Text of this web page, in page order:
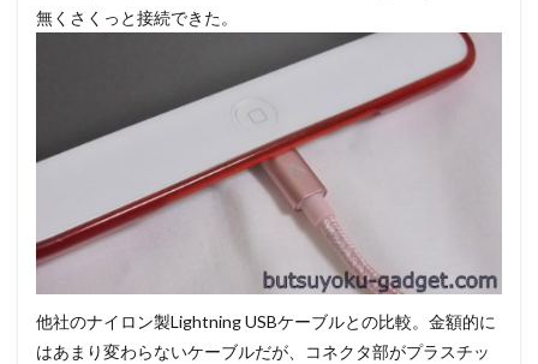
無くさくっと接続できた。
他社のナイロン製Lightning USBケーブルとの比較。金額的に
はあまり変わらないケーブルだが、コネクタ部がプラスチッ